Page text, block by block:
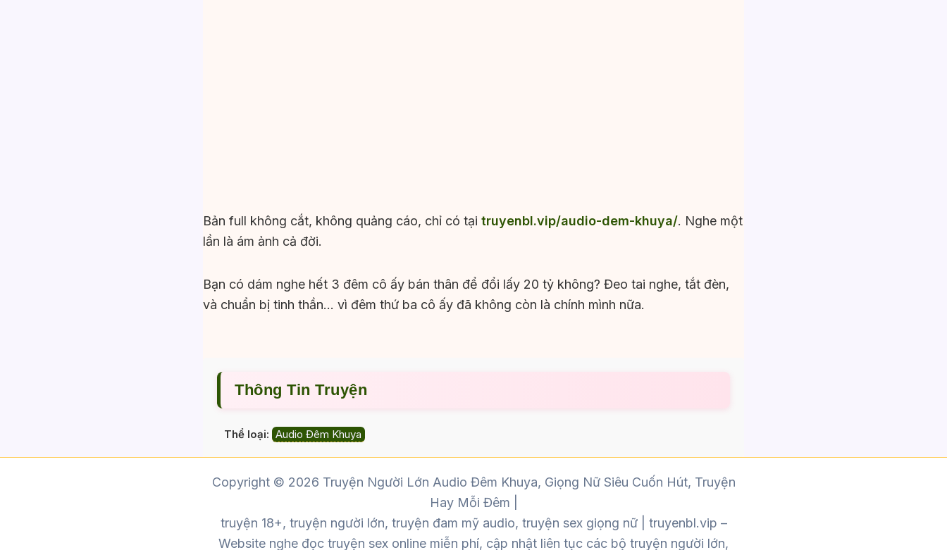
Bản full không cắt, không quảng cáo, chỉ có tại truyenbl.vip/audio-dem-khuya/. Nghe một
lần là ám ảnh cả đời.
Bạn có dám nghe hết 3 đêm cô ấy bán thân để đổi lấy 20 tỷ không? Đeo tai nghe, tắt đèn,
và chuẩn bị tinh thần… vì đêm thứ ba cô ấy đã không còn là chính mình nữa.
Thông Tin Truyện
Thể loại: Audio Đêm Khuya
Copyright © 2026 Truyện Người Lớn Audio Đêm Khuya, Giọng Nữ Siêu Cuốn Hút, Truyện
Hay Mỗi Đêm |
truyện 18+, truyện người lớn, truyện đam mỹ audio, truyện sex giọng nữ | truyenbl.vip –
Website nghe đọc truyện sex online miễn phí, cập nhật liên tục các bộ truyện người lớn,